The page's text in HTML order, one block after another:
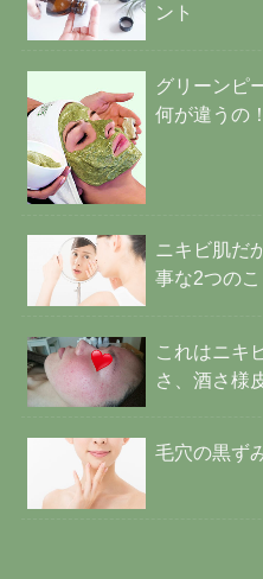
ント
グリーンピ
何が違うの
ニキビ肌だ
事な2つのこ
これはニキ
さ、酒さ様
毛穴の黒ず